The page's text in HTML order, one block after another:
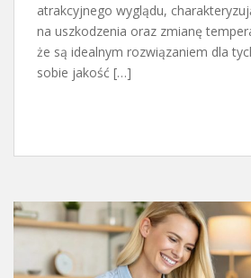
atrakcyjnego wyglądu,
na uszkodzenia oraz zmianę
że są idealnym rozwiązaniem dla
sobie jakość […]